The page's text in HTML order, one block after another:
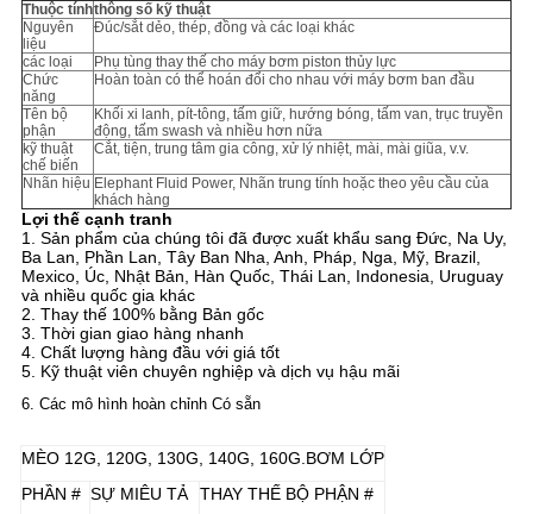
Thuộc tínhthông số kỹ thuật
Nguyên
liệu
Đúc/sắt dẻo, thép, đồng và các loại khác
các loại
Phụ tùng thay thế cho máy bơm piston thủy lực
Chức
năng
Hoàn toàn có thể hoán đổi cho nhau với máy bơm ban đầu
Tên bộ
phận
Khối xi lanh, pít-tông, tấm giữ, hướng bóng, tấm van, trục truyền
động, tấm swash và nhiều hơn nữa
kỹ thuật
chế biến
Cắt, tiện, trung tâm gia công, xử lý nhiệt, mài, mài giũa, v.v.
Nhãn hiệu Elephant Fluid Power, Nhãn trung tính hoặc theo yêu cầu của
khách hàng
Lợi thế cạnh tranh
1. Sản phẩm của chúng tôi đã được xuất khẩu sang Đức, Na Uy,
Ba Lan, Phần Lan, Tây Ban Nha, Anh, Pháp, Nga, Mỹ, Brazil,
Mexico, Úc, Nhật Bản, Hàn Quốc, Thái Lan, Indonesia, Uruguay
và nhiều quốc gia khác
2. Thay thế 100% bằng Bản gốc
3. Thời gian giao hàng nhanh
4. Chất lượng hàng đầu với giá tốt
5. Kỹ thuật viên chuyên nghiệp và dịch vụ hậu mãi
6. Các mô hình hoàn chỉnh Có sẵn
MÈO 12G, 120G, 130G, 140G, 160G.BƠM LỚP
PHẦN # SỰ MIÊU TẢ THAY THẾ BỘ PHẬN #